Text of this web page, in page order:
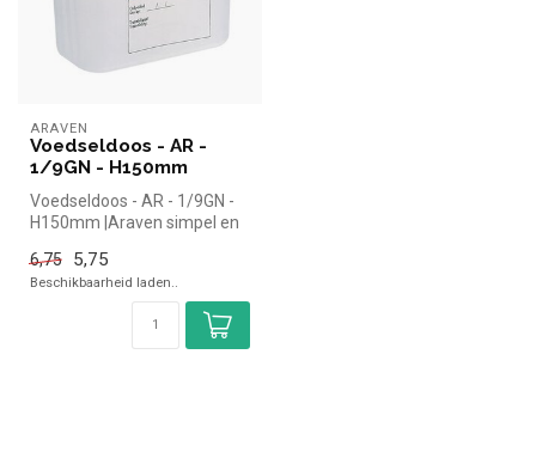
ARAVEN
Voedseldoos - AR -
1/9GN - H150mm
Voedseldoos - AR - 1/9GN -
H150mm |Araven simpel en
horeca...
6,75 5,75
Beschikbaarheid laden..